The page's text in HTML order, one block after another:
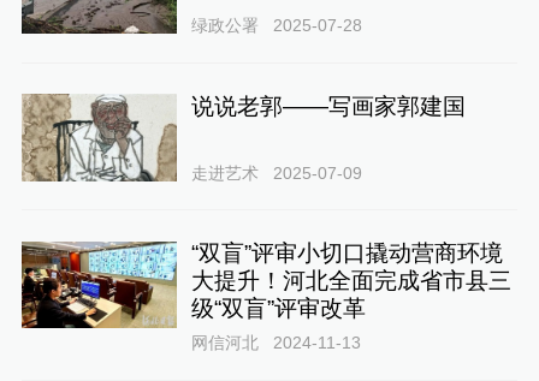
绿政公署 2025-07-28
说说老郭——写画家郭建国
走进艺术 2025-07-09
“双盲”评审小切口撬动营商环境
大提升！河北全面完成省市县三
级“双盲”评审改革
网信河北 2024-11-13